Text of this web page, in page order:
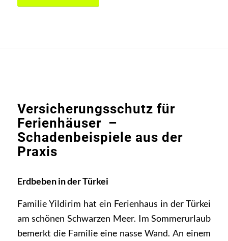
Versicherungsschutz für
Ferienhäuser –
Schadenbeispiele aus der
Praxis
Erdbeben in der Türkei
Familie Yildirim hat ein Ferienhaus in der Türkei
am schönen Schwarzen Meer. Im Sommerurlaub
bemerkt die Familie eine nasse Wand. An einem